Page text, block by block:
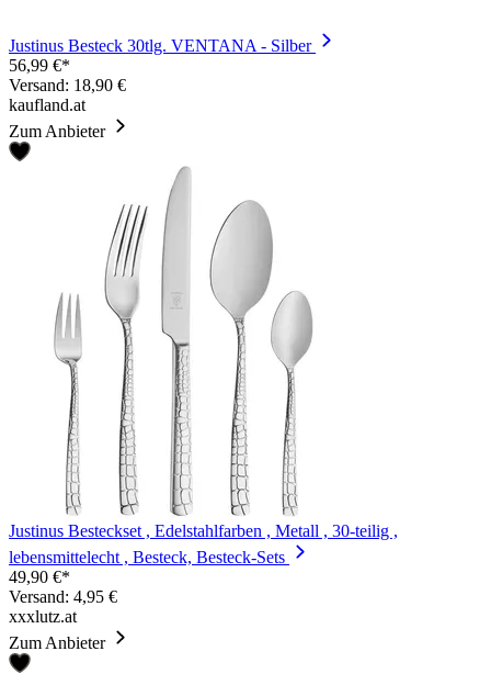
Justinus Besteck 30tlg. VENTANA - Silber
56,99 €*
Versand: 18,90 €
kaufland.at
Zum Anbieter
Justinus Besteckset , Edelstahlfarben , Metall , 30-teilig ,
lebensmittelecht , Besteck, Besteck-Sets
49,90 €*
Versand: 4,95 €
xxxlutz.at
Zum Anbieter